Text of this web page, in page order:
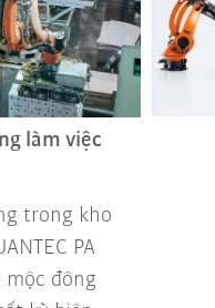
làm việc
trong kho
PA
đông